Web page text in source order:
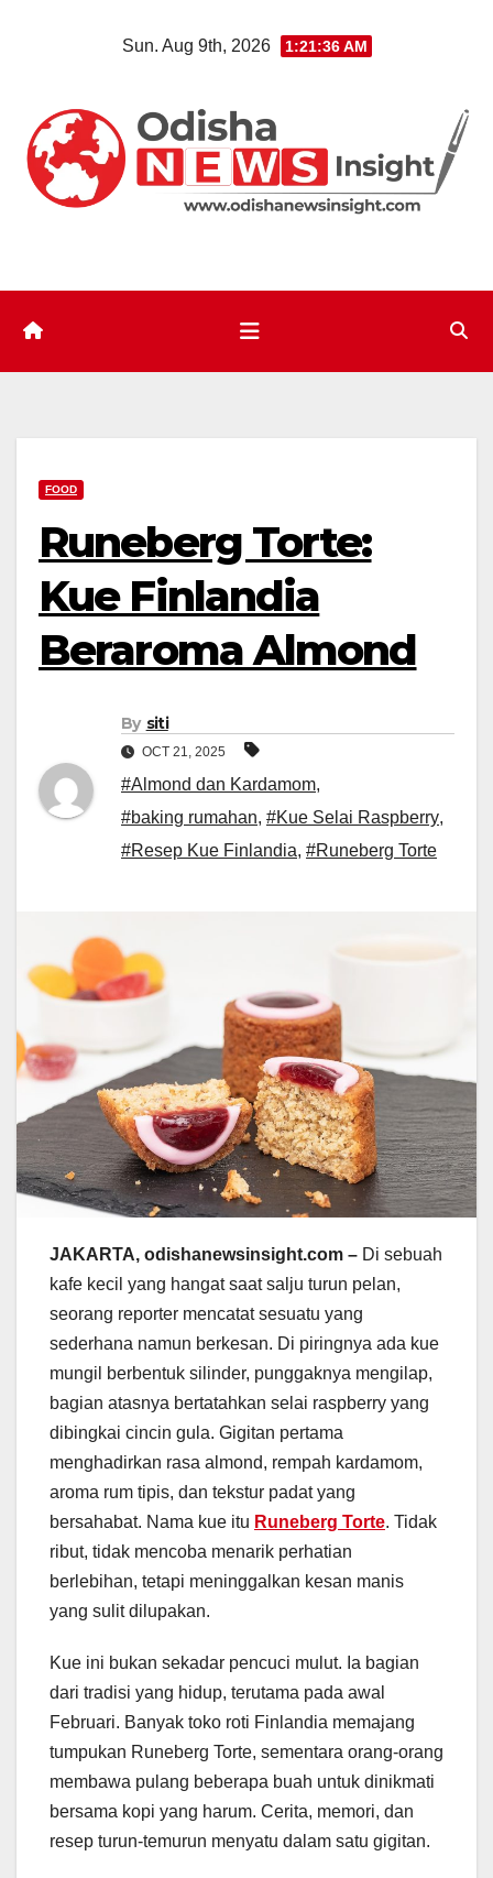
Sun. Aug 9th, 2026 1:21:37 AM
FOOD
Runeberg Torte:
Kue Finlandia
Beraroma Almond
By siti
OCT 21, 2025
#Almond dan Kardamom,
#baking rumahan, #Kue Selai Raspberry,
#Resep Kue Finlandia, #Runeberg Torte
JAKARTA, odishanewsinsight.com – Di sebuah
kafe kecil yang hangat saat salju turun pelan,
seorang reporter mencatat sesuatu yang
sederhana namun berkesan. Di piringnya ada kue
mungil berbentuk silinder, punggaknya mengilap,
bagian atasnya bertatahkan selai raspberry yang
dibingkai cincin gula. Gigitan pertama
menghadirkan rasa almond, rempah kardamom,
aroma rum tipis, dan tekstur padat yang
bersahabat. Nama kue itu Runeberg Torte. Tidak
ribut, tidak mencoba menarik perhatian
berlebihan, tetapi meninggalkan kesan manis
yang sulit dilupakan.
Kue ini bukan sekadar pencuci mulut. Ia bagian
dari tradisi yang hidup, terutama pada awal
Februari. Banyak toko roti Finlandia memajang
tumpukan Runeberg Torte, sementara orang-orang
membawa pulang beberapa buah untuk dinikmati
bersama kopi yang harum. Cerita, memori, dan
resep turun-temurun menyatu dalam satu gigitan.